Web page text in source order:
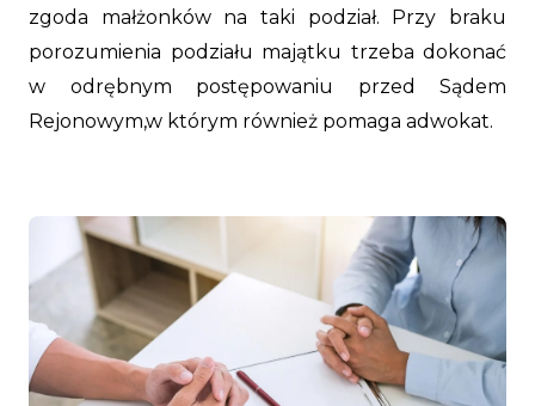
zgoda małżonków na taki podział. Przy braku
porozumienia podziału majątku trzeba dokonać
w odrębnym postępowaniu przed Sądem
Rejonowym,w którym również pomaga adwokat.